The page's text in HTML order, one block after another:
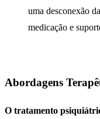
uma desconexão
medicação e
Abordagens
O tratamento